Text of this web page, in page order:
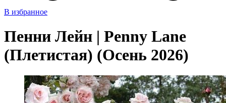
В избранное
Пенни Лейн | Penny Lane
(Плетистая) (Осень 2026)